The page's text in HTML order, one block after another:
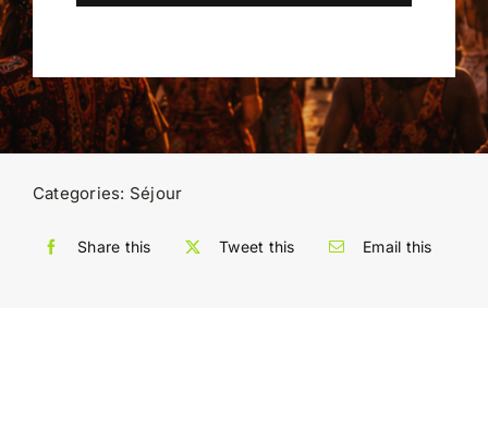
Categories: Séjour
Share this Tweet this Email this